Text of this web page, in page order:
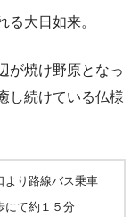
大日如来。
が焼け野原となっ
し続けている仏様
り路線バス乗車
にて約１５分